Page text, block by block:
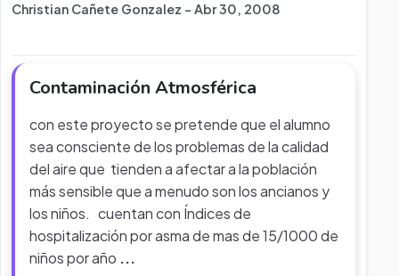
Christian Cañete Gonzalez - Abr 30, 2008
Contaminación Atmosférica
con este proyecto se pretende que el alumno
sea consciente de los problemas de la calidad
del aire que tienden a afectar a la población
más sensible que a menudo son los ancianos y
los niños. cuentan con Índices de
hospitalización por asma de mas de 15/1000 de
niños por año ...